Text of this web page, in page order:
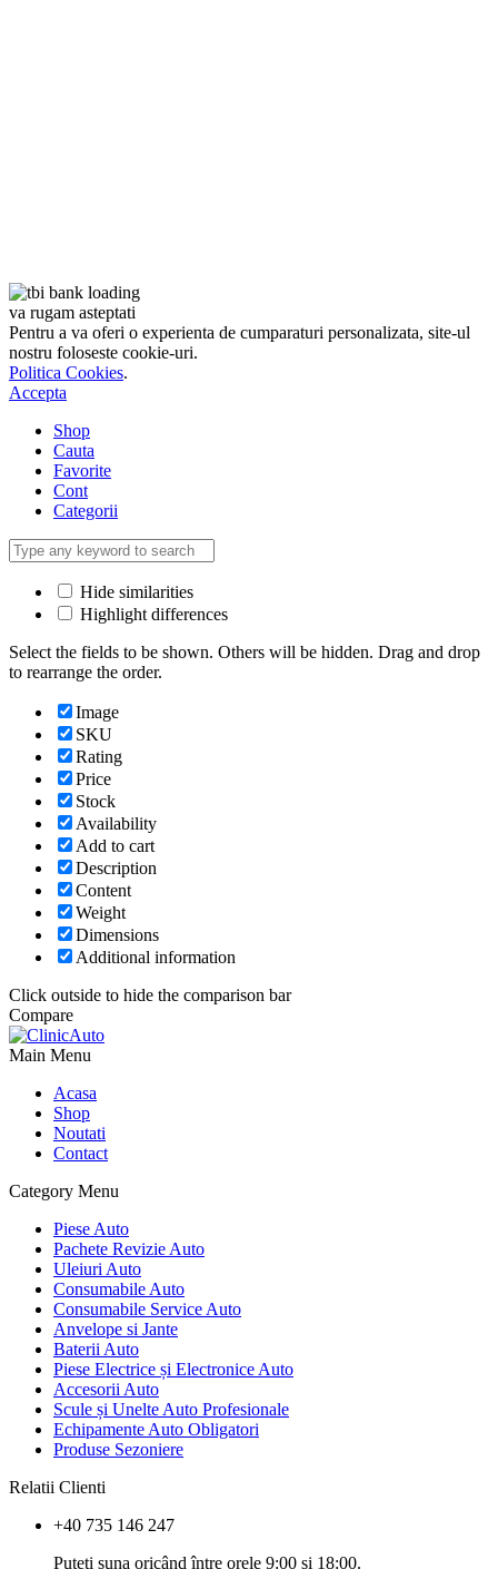
va rugam asteptati
Pentru a va oferi o experienta de cumparaturi personalizata, site-ul
nostru foloseste cookie-uri.
Politica Cookies.
Accepta
Shop
Cauta
Favorite
Cont
Categorii
Hide similarities
Highlight differences
Select the fields to be shown. Others will be hidden. Drag and drop
to rearrange the order.
Image
SKU
Rating
Price
Stock
Availability
Add to cart
Description
Content
Weight
Dimensions
Additional information
Click outside to hide the comparison bar
Compare
Main Menu
Acasa
Shop
Noutati
Contact
Category Menu
Piese Auto
Pachete Revizie Auto
Uleiuri Auto
Consumabile Auto
Consumabile Service Auto
Anvelope si Jante
Baterii Auto
Piese Electrice și Electronice Auto
Accesorii Auto
Scule și Unelte Auto Profesionale
Echipamente Auto Obligatori
Produse Sezoniere
Relatii Clienti
+40 735 146 247
Puteți suna oricând între orele 9:00 și 18:00.